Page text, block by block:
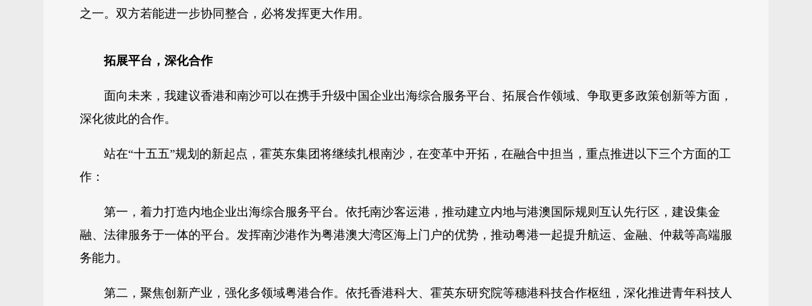
之一。双方若能进一步协同整合，必将发挥更大作用。
拓展平台，深化合作
面向未来，我建议香港和南沙可以在携手升级中国企业出海综合服务平台、拓展合作领域、争取更多政策创新等方面，
深化彼此的合作。
站在“十五五”规划的新起点，霍英东集团将继续扎根南沙，在变革中开拓，在融合中担当，重点推进以下三个方面的工
作：
第一，着力打造内地企业出海综合服务平台。依托南沙客运港，推动建立内地与港澳国际规则互认先行区，建设集金
融、法律服务于一体的平台。发挥南沙港作为粤港澳大湾区海上门户的优势，推动粤港一起提升航运、金融、仲裁等高端服
务能力。
第二，聚焦创新产业，强化多领域粤港合作。依托香港科大、霍英东研究院等穗港科技合作枢纽，深化推进青年科技人